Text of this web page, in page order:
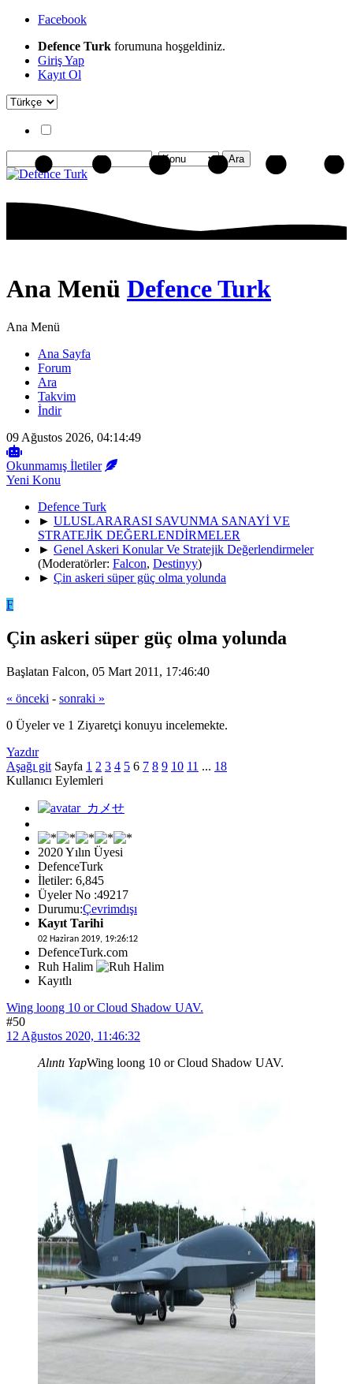
Facebook
Defence Turk forumuna hoşgeldiniz.
Giriş Yap
Kayıt Ol
Ana Menü Defence Turk
Ana Menü
Ana Sayfa
Forum
Ara
Takvim
İndir
09 Ağustos 2026, 04:14:49
Okunmamış İletiler
Yeni Konu
Defence Turk
► ULUSLARARASI SAVUNMA SANAYİ VE
STRATEJİK DEĞERLENDİRMELER
► Genel Askeri Konular Ve Stratejik Değerlendirmeler
(Moderatörler: Falcon, Destinyy)
► Çin askeri süper güç olma yolunda
F
Çin askeri süper güç olma yolunda
Başlatan Falcon, 05 Mart 2011, 17:46:40
« önceki - sonraki »
0 Üyeler ve 1 Ziyaretçi konuyu incelemekte.
Yazdır
Aşağı git Sayfa 1 2 3 4 5 6 7 8 9 10 11 ... 18
Kullanıcı Eylemleri
2020 Yılın Üyesi
DefenceTurk
İletiler: 6,845
Üyeler No :49217
Durumu:Çevrimdışı
Kayıt Tarihi
02 Haziran 2019, 19:26:12
DefenceTurk.com
Ruh Halim
Kayıtlı
Wing loong 10 or Cloud Shadow UAV.
#50
12 Ağustos 2020, 11:46:32
Alıntı YapWing loong 10 or Cloud Shadow UAV.